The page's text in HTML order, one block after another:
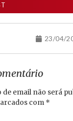
23/04/
de email não será
com *